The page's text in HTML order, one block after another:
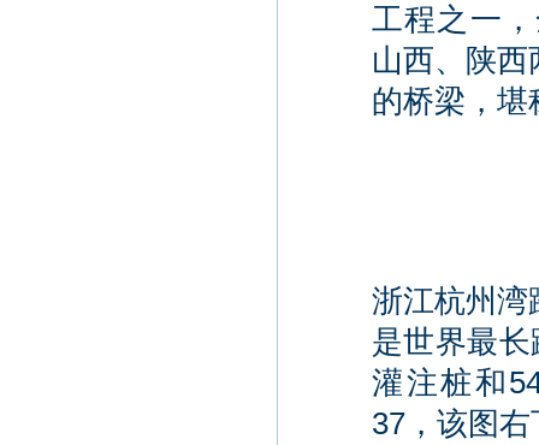
工程之一
山西、陕
的桥梁，堪
浙江杭州湾
是世界最
灌注桩和
37，该图